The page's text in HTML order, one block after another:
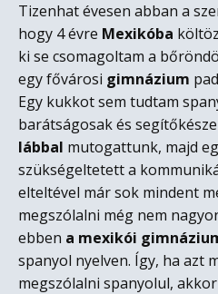
Tizenhat évesen abban a
hogy 4 évre Mexikóba
ki se csomagoltam a
egy fővárosi gimnázium
Egy kukkot sem tudtam
barátságosak és
lábbal mutogattunk, majd
szükségeltetett a
elteltével már sok mindent
megszólalni még nem
ebben a mexikói
spanyol nyelven. Így, ha azt
megszólalni spanyolul,